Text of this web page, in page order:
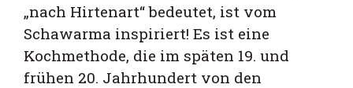
„nach Hirtenart“ bedeutet, ist vom
Schawarma inspiriert! Es ist eine
Kochmethode, die im späten 19. und
frühen 20. Jahrhundert von den